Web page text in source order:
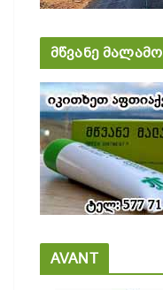
მწვანე მალამო
AVANT